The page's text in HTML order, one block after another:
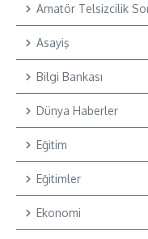
Amatör Telsizcilik
Asayiş
Bilgi Bankası
Dünya Haberler
Eğitim
Eğitimler
Ekonomi